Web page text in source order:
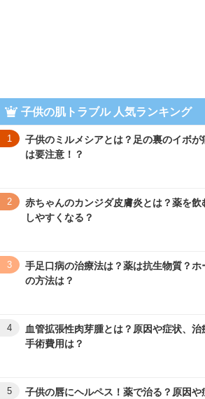
子供の肌トラブル 人気ランキング
1
子供のミルメシアとは？足の裏のイボが
は要注意！？
2
赤ちゃんのカンジダ皮膚炎とは？薬を飲
しやすくなる？
3
手足口病の治療法は？薬は抗生物質？ホ
の方法は？
4
血管拡張性肉芽腫とは？原因や症状、治
手術費用は？
5 子供の唇にヘルペス！薬で治る？原因や